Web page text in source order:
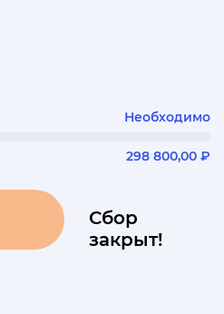
Необходимо
298 800,00 ₽
Сбор
закрыт!